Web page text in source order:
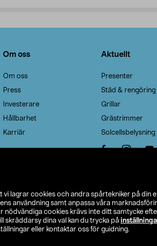
vi lagrar cookies och andra spårtekniker på din
användning samt anpassa våra
nödvändiga cookies krävs inte ditt samtycke
skräddarsy dina val kan du trycka på
eller kontaktar oss för guidning.
Om oss
Om oss
Press
Investerare
Hållbarhet
Karriär
Aktuellt
Presenter
Städ & rengöring
Grillar
Grästrimmer
Solcellsbelysning